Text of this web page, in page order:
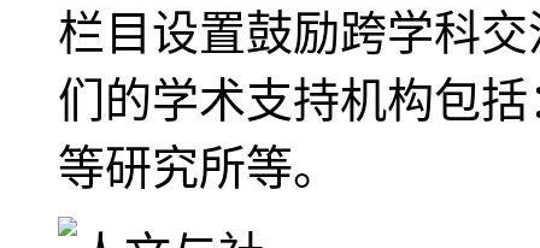
栏目设置鼓励跨学科
们的学术支持机构包
等研究所等。